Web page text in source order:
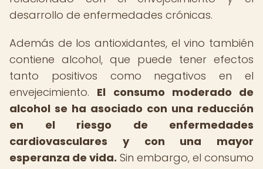
desarrollo de enfermedades crónicas.
Además de los antioxidantes, el vino también
contiene alcohol, que puede tener efectos
tanto positivos como negativos en el
envejecimiento. El consumo moderado de
alcohol se ha asociado con una reducción
en el riesgo de enfermedades
cardiovasculares y con una mayor
esperanza de vida. Sin embargo, el consumo